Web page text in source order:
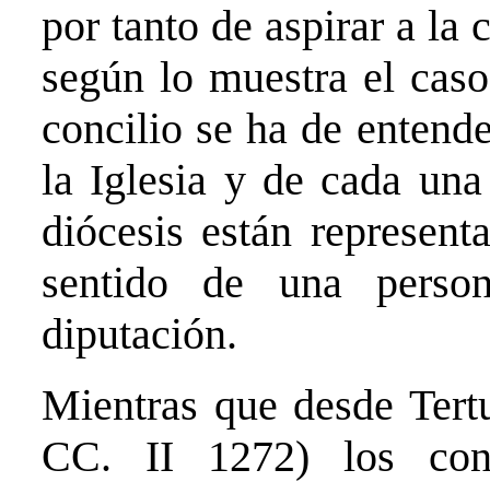
por tanto de aspirar a la
según lo muestra el
concilio se ha de
la Iglesia y de cada
diócesis están
sentido de una
diputación.
Mientras que desde
CC. II 1272) los